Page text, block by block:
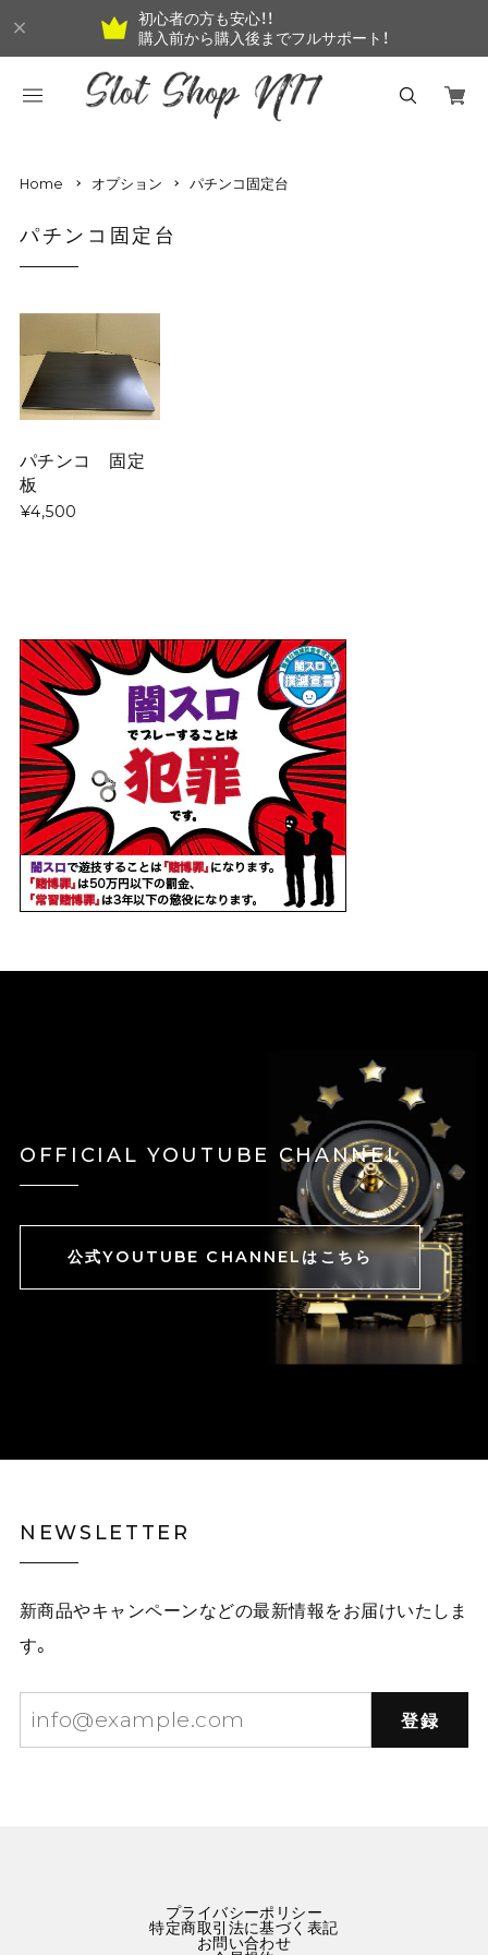
初心者の方も安心！！
購入前から購入後までフルサポート！
Home オプション パチンコ固定台
パチンコ固定台
パチンコ 固定
板
¥4,500
OFFICIAL YOUTUBE CHANNEL
公式YOUTUBE CHANNELはこちら
NEWSLETTER
新商品やキャンペーンなどの最新情報をお届けいたしま
す。
登録
プライバシーポリシー
特定商取引法に基づく表記
お問い合わせ